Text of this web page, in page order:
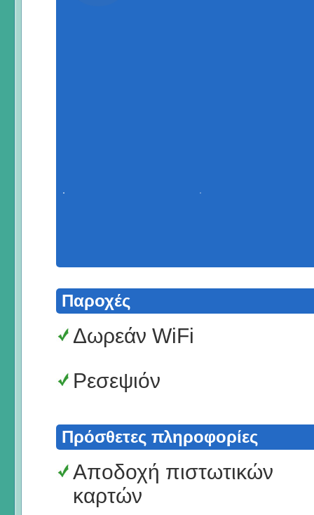
Παροχές
Δωρεάν WiFi
Ρεσεψιόν
Πρόσθετες πληροφορίες
Αποδοχή πιστωτικών
καρτών